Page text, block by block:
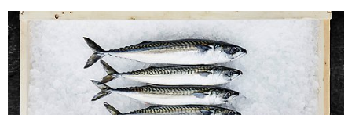
engagera sig.